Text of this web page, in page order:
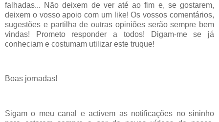
falhadas... Não deixem de ver até ao fim e, se gostarem,
deixem o vosso apoio com um like! Os vossos comentários,
sugestões e partilha de outras opiniões serão sempre bem
vindas! Prometo responder a todos! Digam-me se já
conheciam e costumam utilizar este truque!
Boas jornadas!
Sigam o meu canal e activem as notificações no sininho